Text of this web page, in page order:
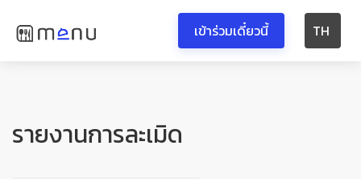
เข้าร่วมเดี๋ยวนี้ TH
รายงานการละเมิด